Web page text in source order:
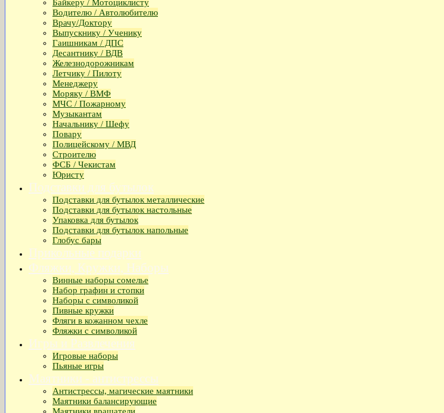
Байкеру / Мотоциклисту
Водителю / Автолюбителю
Врачу/Доктору
Выпускнику / Ученику
Гаишникам / ДПС
Десантнику / ВДВ
Железнодорожникам
Летчику / Пилоту
Менеджеру
Моряку / ВМФ
МЧС / Пожарному
Музыкантам
Начальнику / Шефу
Повару
Полицейскому / МВД
Строителю
ФСБ / Чекистам
Юристу
Подставки для бутылок
Подставки для бутылок металлические
Подставки для бутылок настольные
Упаковка для бутылок
Подставки для бутылок напольные
Глобус бары
Прикольные подарки
Фляжки, Кружки, Наборы
Винные наборы сомелье
Набор графин и стопки
Наборы с символикой
Пивные кружки
Фляги в кожанном чехле
Фляжки с символикой
Игры и Развлечения
Игровые наборы
Пьяные игры
Маятники - антистрессы
Антистрессы, магические маятники
Маятники балансирующие